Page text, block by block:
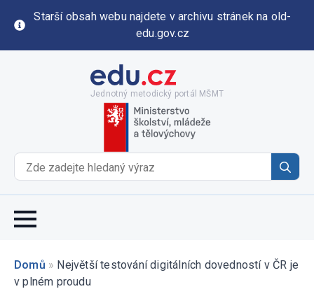
Starší obsah webu najdete v archivu stránek na old-
edu.gov.cz
Jednotný metodický portál MŠMT
for:
Domů » Největší testování digitálních dovedností v ČR je
v plném proudu